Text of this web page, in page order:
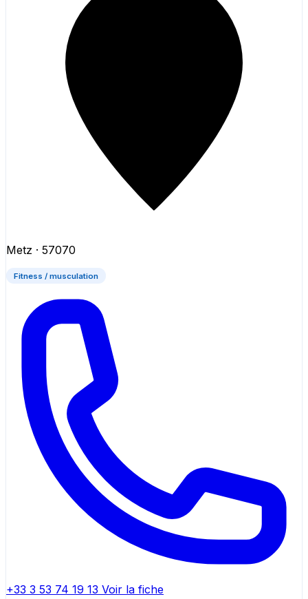
Metz · 57070
Fitness / musculation
+33 3 53 74 19 13 Voir la fiche